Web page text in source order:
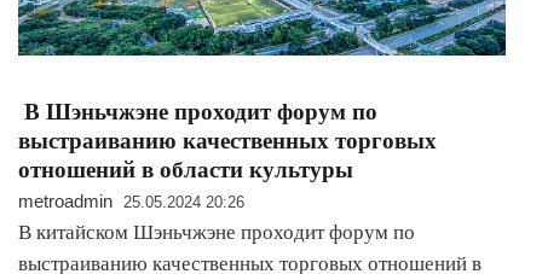
В Шэньчжэне проходит форум по
выстраиванию качественных торговых
отношений в области культуры
metroadmin 25.05.2024 20:26
В китайском Шэньчжэне проходит форум по
выстраиванию качественных торговых отношений в